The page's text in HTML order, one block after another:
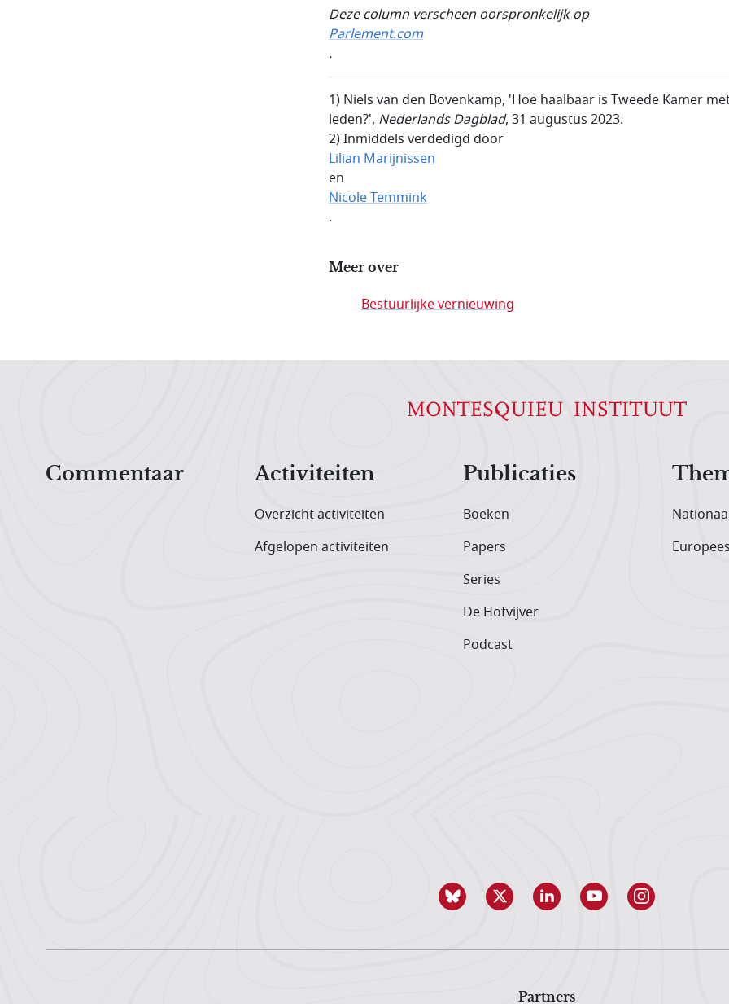
Deze column verscheen oorspronkelijk op
Parlement.com
.
1) Niels van den Bovenkamp, 'Hoe haalbaar is Tweede Kamer
leden?', Nederlands Dagblad, 31 augustus 2023.
2) Inmiddels verdedigd door
Lilian Marijnissen
en
Nicole Temmink
.
Meer over
Bestuurlijke vernieuwing
Commentaar
Activiteiten
Overzicht activiteiten
Afgelopen activiteiten
Publicaties
Boeken
Papers
Series
De Hofvijver
Podcast
Europees
Partners